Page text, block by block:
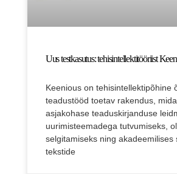
Uus testkasutus: tehisintellektitööriist
Keenious on tehisintellektipõhine
teadustööd toetav rakendus,
asjakohase teaduskirjanduse
uurimisteemadega tutvumiseks,
selgitamiseks ning akadeemilises
tekstide